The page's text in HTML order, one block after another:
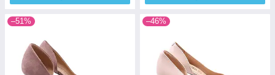
–51% –46%